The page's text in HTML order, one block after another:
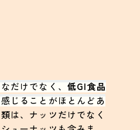
なだけでなく、低GI食品
じることがほとんどあ
は、ナッツだけでなく